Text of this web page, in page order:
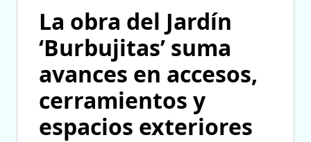
La obra del Jardín
‘Burbujitas’ suma
avances en accesos,
cerramientos y
espacios exteriores